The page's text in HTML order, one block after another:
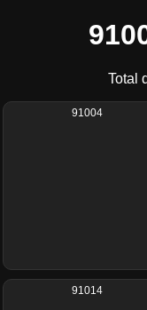
Total
91004
91014